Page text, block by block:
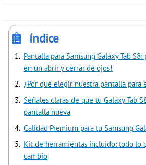
índice
Pantalla para Samsung Galaxy Tab
en un abrir y cerrar de ojos!
¿Por qué elegir nuestra pantalla para
Señales claras de que tu Galaxy Tab
pantalla nueva
Calidad Premium para tu Samsung
Kit de herramientas incluido: todo lo
cambio